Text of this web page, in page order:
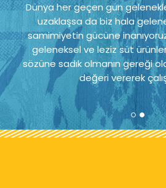
Dünya her geçen gün
uzaklaşsa da biz hala
samimiyetin gücüne
geleneksel ve leziz süt
sözüne sadık olmanın gereği
değeri vererek